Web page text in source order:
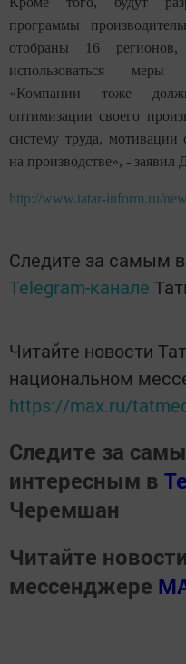
программы
отобраны 16
использоваться меры
«Компании тоже
оптимизации своего
систему труда, мотивации
на производстве», -
http://www.tatar-inform.ru/
Следите за самым
Telegram-канале
Читайте новости
национальном
https://max.ru/
Следите за
интересным в
Черемшан
Читайте
мессенджере